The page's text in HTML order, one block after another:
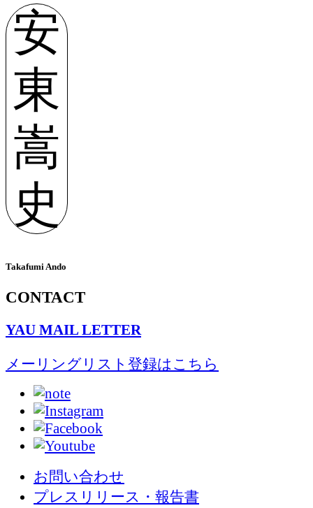
安
東
嵩
史
Takafumi Ando
CONTACT
YAU MAIL LETTER
メーリングリスト登録はこちら
お問い合わせ
プレスリリース・報告書